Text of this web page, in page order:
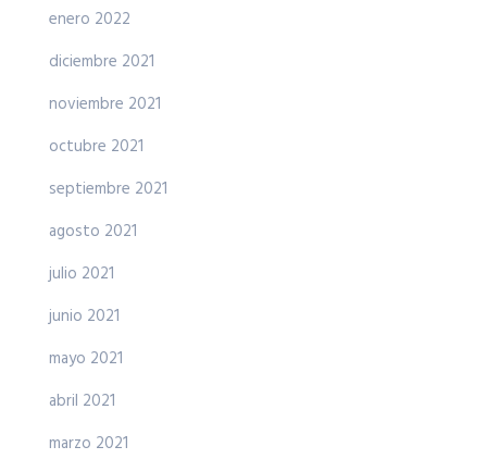
enero 2022
diciembre 2021
noviembre 2021
octubre 2021
septiembre 2021
agosto 2021
julio 2021
junio 2021
mayo 2021
abril 2021
marzo 2021